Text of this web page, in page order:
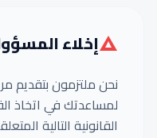
إخلاء
نحن ملتزمون بتقديم
لمساعدتك في اتخاذ
القانونية التالية